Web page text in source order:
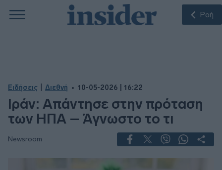
Ροή
Ειδήσεις Διεθνή 10-05-2026 | 16:22
Ιράν: Απάντησε στην πρόταση
των ΗΠΑ – Άγνωστο το τι
Newsroom